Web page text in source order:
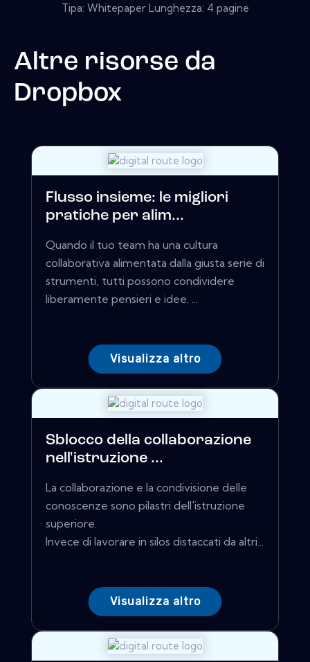
Tipa: Whitepaper Lunghezza: 4 pagine
Altre risorse da
Dropbox
Flusso insieme: le migliori
pratiche per alim...
Quando il tuo team ha una cultura
collaborativa alimentata dalla giusta serie di
strumenti, tutti possono condividere
liberamente pensieri e idee. ...
Visualizza altro
Sblocco della collaborazione
nell'istruzione ...
La collaborazione e la condivisione delle
conoscenze sono pilastri dell'istruzione
superiore.
Invece di lavorare in silos distaccati da altri...
Visualizza altro